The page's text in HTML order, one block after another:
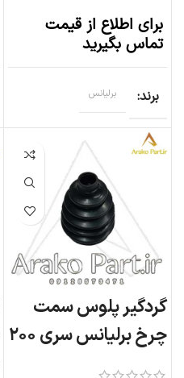
برای اطلاع از قیمت
تماس بگیرید
برند برلیانس
گردگیر پلوس سمت
چرخ برلیانس سری ۲۰۰